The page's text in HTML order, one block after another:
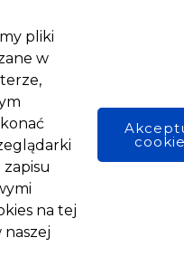
pliki
w
na tej
naszej
Atut